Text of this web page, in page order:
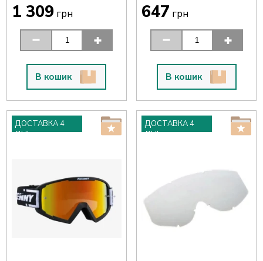
1 309грн
В кошик
647 грн
В кошик
ДОСТАВКА 4
ДНІ
ДОСТАВКА 4
ДНІ